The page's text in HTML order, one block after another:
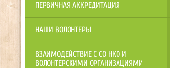
ПЕРВИЧНАЯ АККРЕДИТАЦИЯ
НАШИ ВОЛОНТЕРЫ
ВЗАИМОДЕЙСТВИЕ С СО НКО И
ВОЛОНТЕРСКИМИ ОРГАНИЗАЦИЯМИ